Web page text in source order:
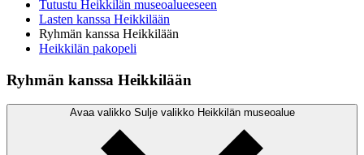
Tutustu Heikkilän museoalueeseen
Lasten kanssa Heikkilään
Ryhmän kanssa Heikkilään
Heikkilän pakopeli
Ryhmän kanssa Heikkilään
Avaa valikko Sulje valikko Heikkilän museoalue